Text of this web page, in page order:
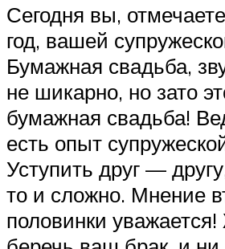
Сегодня вы,
год, вашей
Бумажная свадьба,
не шикарно, но зато
бумажная свадьба!
есть опыт
Уступить друг —
то и сложно. Мнение
половинки